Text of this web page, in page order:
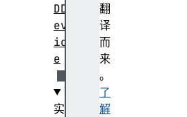
翻
译
而
来
。
了
解
DD
ev
ic
e
实